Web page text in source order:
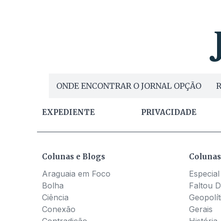
ONDE ENCONTRAR O JORNAL OPÇÃO
EXPEDIENTE PRIVACIDADE
Colunas e Blogs
Araguaia em Foco
Bolha
Ciência
Conexão
Faltou
Gerais